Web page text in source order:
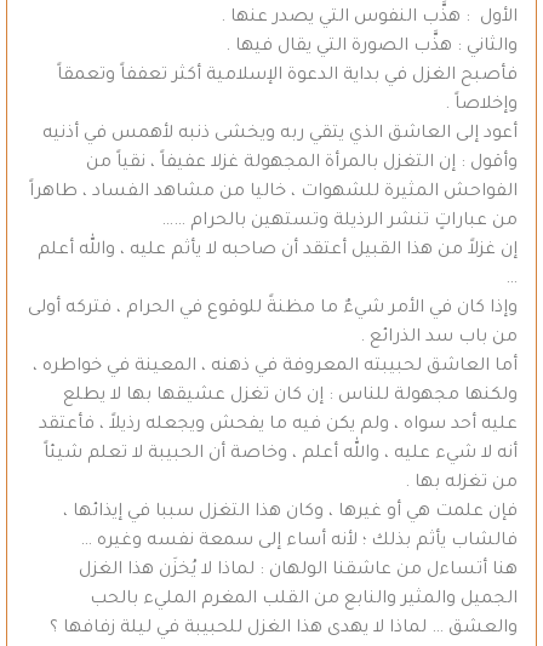
الأول : هذَّب النفوس التي يصدر عنها .
والثاني : هذَّب الصورة التي يقال فيها .
فأصبح الغزل في بداية الدعوة الإسلامية أكثر تعففاً وتعمقاً
وإخلاصاً .
أعود إلى العاشق الذي يتقي ربه ويخشى ذنبه لأهمس في أذنيه
وأقول : إن التغزل بالمرأة المجهولة غزلا عفيفاً ، نقياً من
الفواحش المثيرة للشهوات ، خاليا من مشاهد الفساد ، طاهراً
من عباراتٍ تنشر الرذيلة وتستهين بالحرام ……
إن غزلاً من هذا القبيل أعتقد أن صاحبه لا يأثم عليه ، والله أعلم
…
وإذا كان في الأمر شيءٌ ما مظنةً للوقوع في الحرام ، فتركه أولى
من باب سد الذرائع .
أما العاشق لحبيبته المعروفة في ذهنه ، المعينة في خواطره ،
ولكنها مجهولة للناس : إن كان تغزل عشيقها بها لا يطلع
عليه أحد سواه ، ولم يكن فيه ما يفحش ويجعله رذيلاً ، فأعتقد
أنه لا شيء عليه ، والله أعلم ، وخاصة أن الحبيبة لا تعلم شيئاً
من تغزله بها .
فإن علمت هي أو غيرها ، وكان هذا التغزل سببا في إيذائها ،
فالشاب يأثم بذلك ؛ لأنه أساء إلى سمعة نفسه وغيره …
هنا أتساءل من عاشقنا الولهان : لماذا لا يُخزَن هذا الغزل
الجميل والمثير والنابع من القلب المغرم المليء بالحب
والعشق … لماذا لا يهدى هذا الغزل للحبيبة في ليلة زفافها ؟